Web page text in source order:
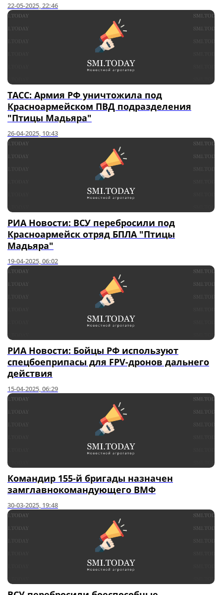
22-05-2025, 22:46
ТАСС: Армия РФ уничтожила под
Красноармейском ПВД подразделения
"Птицы Мадьяра"
26-04-2025, 10:43
РИА Новости: ВСУ перебросили под
Красноармейск отряд БПЛА "Птицы
Мадьяра"
19-04-2025, 06:02
РИА Новости: Бойцы РФ используют
спецбоеприпасы для FPV-дронов дальнего
действия
15-04-2025, 06:29
Командир 155-й бригады назначен
замглавнокомандующего ВМФ
30-03-2025, 19:48